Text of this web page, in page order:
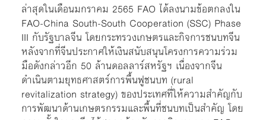
ล่าสุดในเดือนมกราคม 2565 FAO ได้ลงนามข้อตกลงใน
FAO-China South-South Cooperation (SSC) Phase
III กับรัฐบาลจีน โดยกระทรวงเกษตรและกิจการชนบทจีน
หลังจากที่จีนประกาศให้เงินสนับสนุนโครงการความร่วม
มือดังกล่าวอีก 50 ล้านดอลลาร์สหรัฐฯ เนื่องจากจีน
ดำเนินตามยุทธศาสตร์การพื้นฟูชนบท (rural
revitalization strategy) ของประเทศที่ให้ความสำคัญกับ
การพัฒนาด้านเกษตรกรรมและพื้นที่ชนบทเป็นสำคัญ โดย